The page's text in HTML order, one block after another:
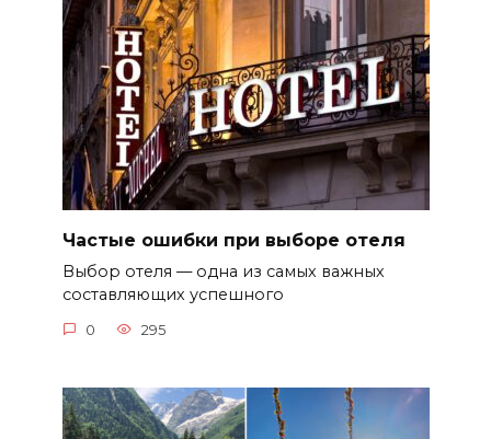
Частые ошибки при выборе отеля
Выбор отеля — одна из самых важных
составляющих успешного
0 295